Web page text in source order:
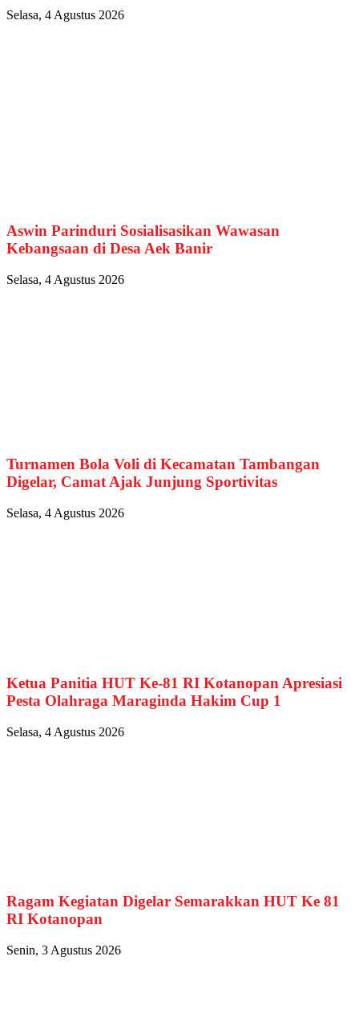
Selasa, 4 Agustus 2026
Aswin Parinduri Sosialisasikan Wawasan
Kebangsaan di Desa Aek Banir
Selasa, 4 Agustus 2026
Turnamen Bola Voli di Kecamatan Tambangan
Digelar, Camat Ajak Junjung Sportivitas
Selasa, 4 Agustus 2026
Ketua Panitia HUT Ke-81 RI Kotanopan Apresiasi
Pesta Olahraga Maraginda Hakim Cup 1
Selasa, 4 Agustus 2026
Ragam Kegiatan Digelar Semarakkan HUT Ke 81
RI Kotanopan
Senin, 3 Agustus 2026